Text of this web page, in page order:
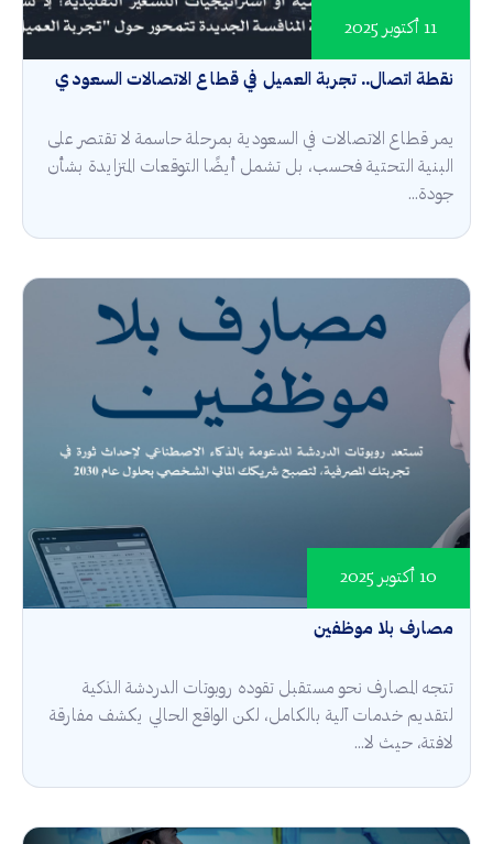
نقطة اتصال.. تجربة العميل في قطاع الاتصالات السعودي
11 أكتوبر 2025
يمر قطاع الاتصالات في السعودية بمرحلة حاسمة لا تقتصر على
البنية التحتية فحسب، بل تشمل أيضًا التوقعات المتزايدة بشأن
جودة...
مصارف بلا موظفين
10 أكتوبر 2025
تتجه المصارف نحو مستقبل تقوده روبوتات الدردشة الذكية
لتقديم خدمات آلية بالكامل، لكن الواقع الحالي يكشف مفارقة
لافتة، حيث لا...